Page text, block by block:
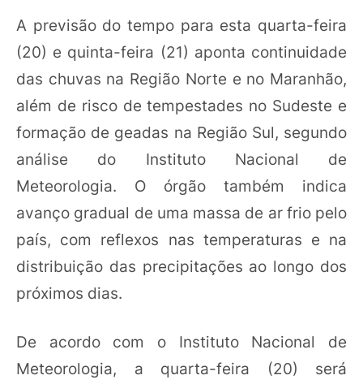
A previsão do tempo para esta quarta-feira
(20) e quinta-feira (21) aponta continuidade
das chuvas na Região Norte e no Maranhão,
além de risco de tempestades no Sudeste e
formação de geadas na Região Sul, segundo
análise do Instituto Nacional de
Meteorologia. O órgão também indica
avanço gradual de uma massa de ar frio pelo
país, com reflexos nas temperaturas e na
distribuição das precipitações ao longo dos
próximos dias.
De acordo com o Instituto Nacional de
Meteorologia, a quarta-feira (20) será